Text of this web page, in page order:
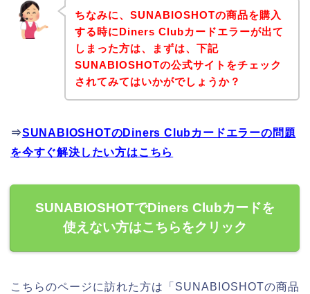
ちなみに、SUNABIOSHOTの商品を購入
する時にDiners Clubカードエラーが出て
しまった方は、まずは、下記
SUNABIOSHOTの公式サイトをチェック
されてみてはいかがでしょうか？
⇒SUNABIOSHOTのDiners Clubカードエラーの問題
を今すぐ解決したい方はこちら
SUNABIOSHOTでDiners Clubカードを
使えない方はこちらをクリック
こちらのページに訪れた方は「SUNABIOSHOTの商品